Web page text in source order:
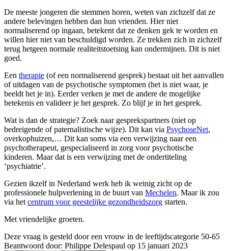
De meeste jongeren die stemmen horen, weten van zichzelf dat ze
andere belevingen hebben dan hun vrienden. Hier niet
normaliserend op ingaan, betekent dat ze denken gek te worden en
willen hier niet van beschuldigd worden. Ze trekken zich in zichzelf
terug hetgeen normale realiteitstoetsing kan ondermijnen. Dit is niet
goed.
Een therapie (of een normaliserend gesprek) bestaat uit het aanvallen
of uitdagen van de psychotische symptomen (het is niet waar, je
beeldt het je in). Eerder verken je met de andere de mogelijke
betekenis en valideer je het gesprek. Zo blijf je in het gesprek.
Wat is dan de strategie? Zoek naar gesprekspartners (niet op
bedreigende of paternalistische wijze). Dit kan via PsychoseNet,
overkophuizen,… Dit kan soms via een verwijzing naar een
psychotherapeut, gespecialiseerd in zorg voor psychotische
kinderen. Maar dat is een verwijzing met de ondertiteling
‘psychiatrie’.
Gezien ikzelf in Nederland werk heb ik weinig zicht op de
professionele hulpverlening in de buurt van Mechelen. Maar ik zou
via het centrum voor geestelijke gezondheidszorg starten.
Met vriendelijke groeten.
Deze vraag is gesteld door een vrouw in de leeftijdscategorie 50-65
Beantwoord door: Philippe Delespaul op 15 januari 2023